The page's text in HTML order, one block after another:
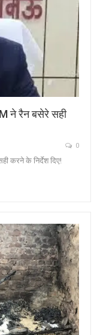
ने रैन बसेरे सही
0
करने के निर्देश दिए!